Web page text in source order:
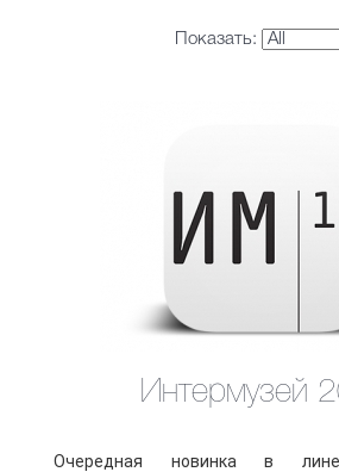
Показать:
Интермузей
Очередная новинка в